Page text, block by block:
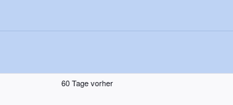
60 Tage vorher